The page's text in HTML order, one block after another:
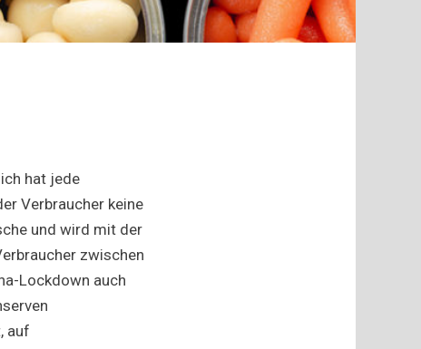
hat jede
Verbraucher keine
und wird mit der
zwischen
Lockdown auch
auf